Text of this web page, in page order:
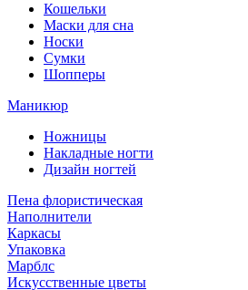
Кошельки
Маски для сна
Носки
Сумки
Шопперы
Маникюр
Ножницы
Накладные ногти
Дизайн ногтей
Пена флористическая
Наполнители
Каркасы
Упаковка
Марблс
Искусственные цветы